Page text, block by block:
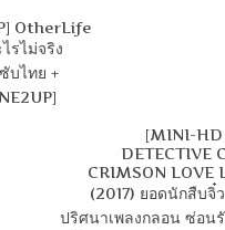
OtherLife
รไม่จริง
บไทย +
[MINI-HD
DETECTIVE
CRIMSON LOVE
(2017) ยอดนักสืบจิ๋
ปริศนาเพลงกลอน ซ่อน